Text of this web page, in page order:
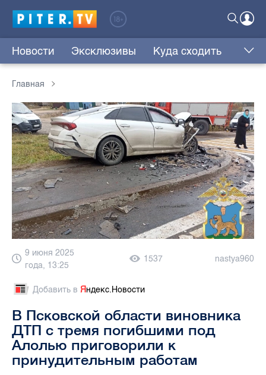
Новости Эксклюзивы Куда сходить
Главная
9 июня 2025
года, 13:25
1537 nastya960
Добавить в Яндекс.Новости
В Псковской области виновника
ДТП с тремя погибшими под
Алолью приговорили к
принудительным работам